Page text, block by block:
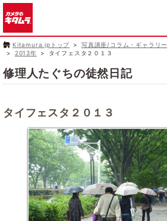
Kitamura.jpトップ 写真講座/コラム・ギャラリー
2013年
タイフェスタ２０１３
修理人たぐちの徒然日記
タイフェスタ２０１３